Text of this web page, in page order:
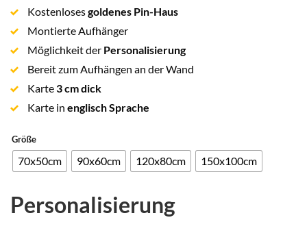
Kostenlosesgoldenes Pin-Haus
Montierte Aufhänger
Möglichkeit der Personalisierung
Bereit zum Aufhängen an der Wand
Karte3 cm dick
Karte in englisch Sprache
Größe
70x50cm 90x60cm 120x80cm 150x100cm
Personalisierung